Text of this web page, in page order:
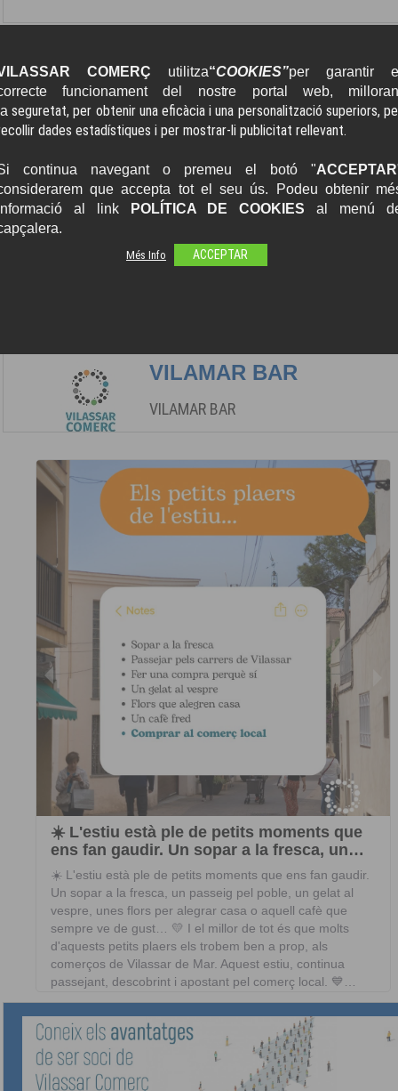
NOUS ASOCIATS
FRANKFURT'S
FRANKFURT-BAR
LA PELU DE L'ANNA
VILAMAR BAR
VILAMAR BAR
COMERÇ utilitza“COOKIES”per garantir
funcionament del nostre portal web,
seguretat, per obtenir una eficàcia i una personalització superiors,
dades estadístiques i per mostrar-li publicitat rellevant.
continua navegant o premeu el botó "ACCEPTAR
que accepta tot el seu ús. Podeu obtenir
al link
POLÍTICA DE COOKIESal menú
Més Info ACCEPTAR